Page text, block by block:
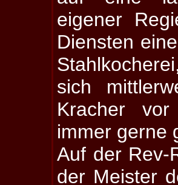
eigener
Diensten
sich
Kracher
immer gerne
Auf der Rev-
der Meister